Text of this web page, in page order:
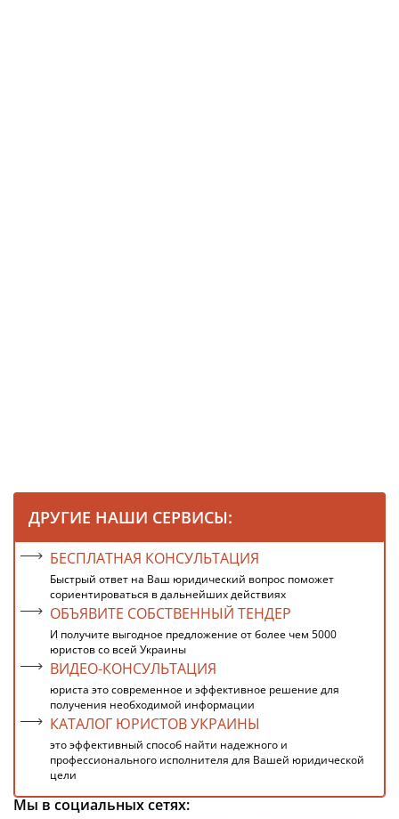
ДРУГИЕ НАШИ СЕРВИСЫ:
БЕСПЛАТНАЯ КОНСУЛЬТАЦИЯ
Быстрый ответ на Ваш юридический вопрос поможет
сориентироваться в дальнейших действиях
ОБЪЯВИТЕ СОБСТВЕННЫЙ ТЕНДЕР
И получите выгодное предложение от более чем 5000
юристов со всей Украины
ВИДЕО-КОНСУЛЬТАЦИЯ
юриста это современное и эффективное решение для
получения необходимой информации
КАТАЛОГ ЮРИСТОВ УКРАИНЫ
это эффективный способ найти надежного и
профессионального исполнителя для Вашей юридической
цели
Мы в социальных сетях: